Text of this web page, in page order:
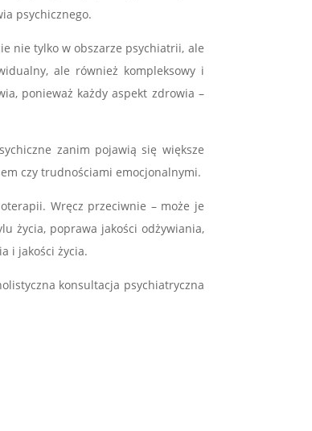
psychicznego.
nie tylko w obszarze psychiatrii, ale
ale również kompleksowy i
ponieważ każdy aspekt zdrowia –
zanim pojawią się większe
czy trudnościami emocjonalnymi.
Wręcz przeciwnie – może je
życia, poprawa jakości odżywiania,
i jakości życia.
konsultacja psychiatryczna